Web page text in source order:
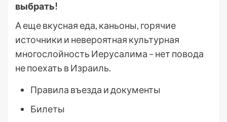
выбрать!
А еще вкусная еда, каньоны, горячие
источники и невероятная культурная
многослойность Иерусалима – нет повода
не поехать в Израиль.
Правила въезда и документы
Билеты